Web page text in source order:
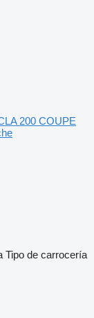
200 COUPE
Tipo de carrocería